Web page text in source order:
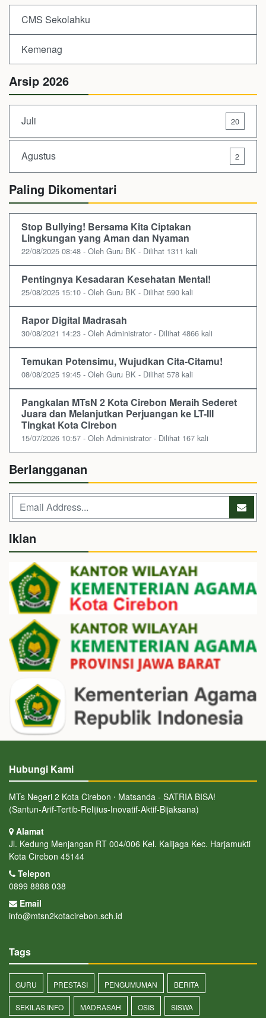
CMS Sekolahku
Kemenag
Arsip 2026
Juli 20
Agustus 2
Paling Dikomentari
Stop Bullying! Bersama Kita Ciptakan
Lingkungan yang Aman dan Nyaman
22/08/2025 08:48 - Oleh Guru BK - Dilihat 1311 kali
Pentingnya Kesadaran Kesehatan Mental!
25/08/2025 15:10 - Oleh Guru BK - Dilihat 590 kali
Rapor Digital Madrasah
30/08/2021 14:23 - Oleh Administrator - Dilihat 4866 kali
Temukan Potensimu, Wujudkan Cita-Citamu!
08/08/2025 19:45 - Oleh Guru BK - Dilihat 578 kali
Pangkalan MTsN 2 Kota Cirebon Meraih Sederet
Juara dan Melanjutkan Perjuangan ke LT-III
Tingkat Kota Cirebon
15/07/2026 10:57 - Oleh Administrator - Dilihat 167 kali
Berlangganan
Iklan
Hubungi Kami
MTs Negeri 2 Kota Cirebon ⋅ Matsanda - SATRIA BISA!
(Santun-Arif-Tertib-Relijius-Inovatif-Aktif-Bijaksana)
Alamat
Jl. Kedung Menjangan RT 004/006 Kel. Kalijaga Kec. Harjamukti
Kota Cirebon 45144
Telepon
0899 8888 038
Email
info@mtsn2kotacirebon.sch.id
Tags
GURU PRESTASI PENGUMUMAN BERITA
SEKILAS INFO MADRASAH OSIS SISWA